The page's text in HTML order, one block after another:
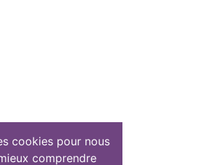
cookies pour nous
comprendre